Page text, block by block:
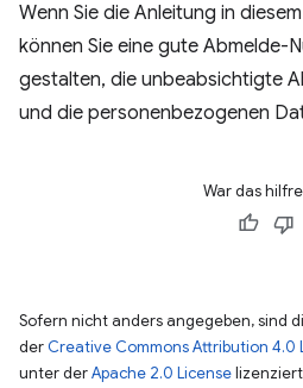
Wenn Sie die Anleitung in
können Sie eine gute Abmelde-
gestalten, die unbeabsichtigte
und die personenbezogenen
War das
Sofern nicht anders angegeben, sind
der Creative Commons Attribution 4.0
unter derApache 2.0 License